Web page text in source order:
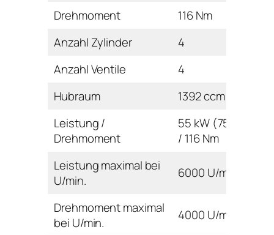
Drehmoment
116 Nm
Anzahl Zylinder
4
Anzahl Ventile
4
Hubraum
1392 ccm
Leistung /
Drehmoment
55 kW (75 PS)
/ 116 Nm
Leistung maximal bei
U/min.
6000 U/min
Drehmoment maximal
bei U/min.
4000 U/min